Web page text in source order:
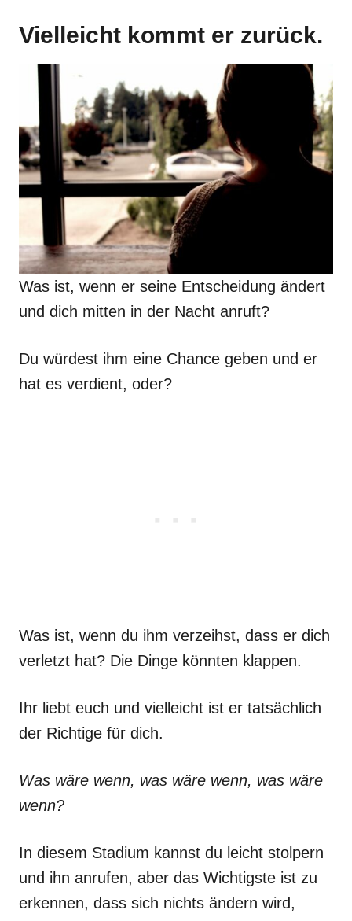
Vielleicht kommt er zurück.
Was ist, wenn er seine Entscheidung ändert
und dich mitten in der Nacht anruft?
Du würdest ihm eine Chance geben und er
hat es verdient, oder?
Was ist, wenn du ihm verzeihst, dass er dich
verletzt hat? Die Dinge könnten klappen.
Ihr liebt euch und vielleicht ist er tatsächlich
der Richtige für dich.
Was wäre wenn, was wäre wenn, was wäre
wenn?
In diesem Stadium kannst du leicht stolpern
und ihn anrufen, aber das Wichtigste ist zu
erkennen, dass sich nichts ändern wird,